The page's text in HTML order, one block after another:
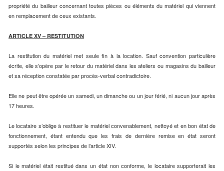
propriété du bailleur concernant toutes pièces ou éléments du matériel qui viennent
en remplacement de ceux existants.
ARTICLE XV – RESTITUTION
La restitution du matériel met seule fin à la location. Sauf convention particulière
écrite, elle s’opère par le retour du matériel dans les ateliers ou magasins du bailleur
et sa réception constatée par procès-verbal contradictoire.
Elle ne peut être opérée un samedi, un dimanche ou un jour férié, ni aucun jour après
17 heures.
Le locataire s’oblige à restituer le matériel convenablement, nettoyé et en bon état de
fonctionnement, étant entendu que les frais de dernière remise en état seront
supportés selon les principes de l’article XIV.
Si le matériel était restitué dans un état non conforme, le locataire supporterait les